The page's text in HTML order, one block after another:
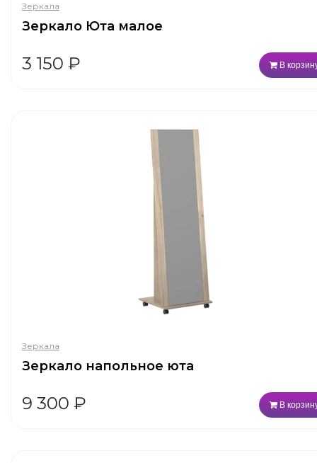
Зеркала
Зеркало Юта малое
3 150 ₽ В
Зеркала
Зеркало напольное юта
9 300 ₽ В